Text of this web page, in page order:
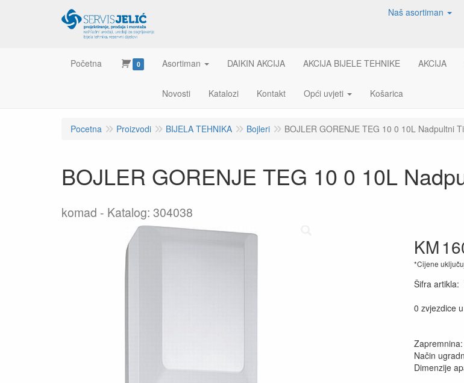
Naš asortiman
Početna 0 Asortiman DAIKIN AKCIJA AKCIJA BIJELE TEHNIKE AKCIJA
Novosti Katalozi Kontakt Opći uvjeti Košarica
Pocetna Proizvodi BIJELA TEHNIKA Bojleri BOJLER GORENJE TEG 10 0 10L Nadpultni
BOJLER GORENJE TEG 10 0 10L
komad Katalog: 304038
KM
*Cijene
Šifra artikla:
0 zvjezdice
Način
Dimenzije